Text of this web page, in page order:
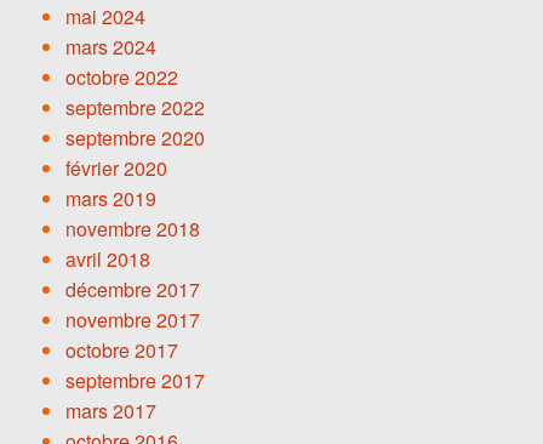
mai 2024
mars 2024
octobre 2022
septembre 2022
septembre 2020
février 2020
mars 2019
novembre 2018
avril 2018
décembre 2017
novembre 2017
octobre 2017
septembre 2017
mars 2017